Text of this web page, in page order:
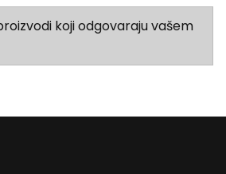
koji odgovaraju vašem